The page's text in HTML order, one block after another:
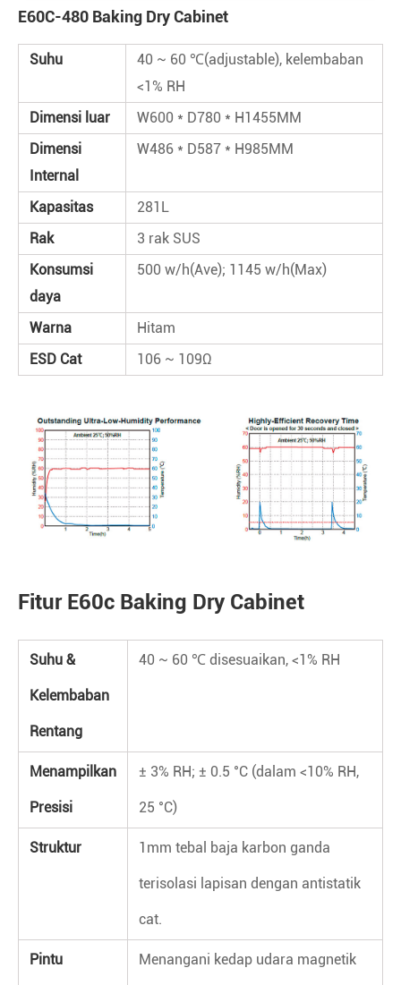
E60C-480 Baking Dry Cabinet
Suhu
40 ~ 60 ℃(adjustable), kelembaban
<1% RH
Dimensi luar
W600 * D780 * H1455MM
Dimensi
Internal
W486 * D587 * H985MM
Kapasitas
281L
Rak
3 rak SUS
Konsumsi
daya
500 w/h(Ave); 1145 w/h(Max)
Warna
Hitam
ESD Cat
106 ~ 109Ω
Fitur E60c Baking Dry Cabinet
Suhu &
Kelembaban
Rentang
40 ~ 60 ℃ disesuaikan, <1% RH
Menampilkan
Presisi
± 3% RH; ± 0.5 °C (dalam <10% RH,
25 °C)
Struktur 1mm tebal baja karbon ganda
terisolasi lapisan dengan antistatik
cat.
Pintu Menangani kedap udara magnetik